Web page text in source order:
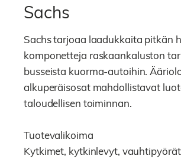
Sachs
Sachs tarjoaa laadukkaita pitkän
komponetteja raskaankaluston
busseista kuorma-autoihin.
alkuperäisosat mahdollistavat
taloudellisen toiminnan.
Tuotevalikoima
Kytkimet, kytkinlevyt,